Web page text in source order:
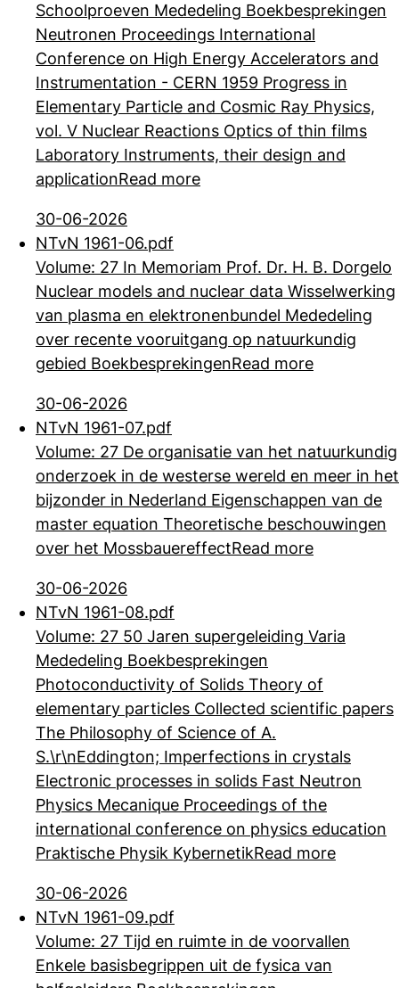
Schoolproeven Mededeling Boekbesprekingen
Neutronen Proceedings International
Conference on High Energy Accelerators and
Instrumentation - CERN 1959 Progress in
Elementary Particle and Cosmic Ray Physics,
vol. V Nuclear Reactions Optics of thin films
Laboratory Instruments, their design and
applicationRead more
30-06-2026
NTvN 1961-06.pdf
Volume: 27 In Memoriam Prof. Dr. H. B. Dorgelo
Nuclear models and nuclear data Wisselwerking
van plasma en elektronenbundel Mededeling
over recente vooruitgang op natuurkundig
gebied BoekbesprekingenRead more
30-06-2026
NTvN 1961-07.pdf
Volume: 27 De organisatie van het natuurkundig
onderzoek in de westerse wereld en meer in het
bijzonder in Nederland Eigenschappen van de
master equation Theoretische beschouwingen
over het MossbauereffectRead more
30-06-2026
NTvN 1961-08.pdf
Volume: 27 50 Jaren supergeleiding Varia
Mededeling Boekbesprekingen
Photoconductivity of Solids Theory of
elementary particles Collected scientific papers
The Philosophy of Science of A.
S.\r\nEddington; Imperfections in crystals
Electronic processes in solids Fast Neutron
Physics Mecanique Proceedings of the
international conference on physics education
Praktische Physik KybernetikRead more
30-06-2026
NTvN 1961-09.pdf
Volume: 27 Tijd en ruimte in de voorvallen
Enkele basisbegrippen uit de fysica van